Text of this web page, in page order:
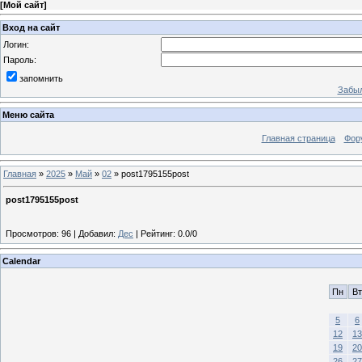
[Мой сайт]
Вход на сайт
Логин:
Пароль:
запомнить
Меню сайта
Главная страница
Главная » 2025 » Май » 02 » post1795155post
post1795155post
Просмотров: 96 | Добавил: Дес | Рейтинг: 0.0/0
Calendar
Пн Вт
5
6
12
13
19
20